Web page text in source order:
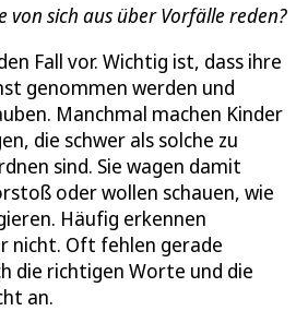
von sich aus über Vorfälle reden?
Fall vor. Wichtig ist, dass ihre
genommen werden und
Manchmal machen Kinder
die schwer als solche zu
sind. Sie wagen damit
oder wollen schauen, wie
Häufig erkennen
nicht. Oft fehlen gerade
die richtigen Worte und die
an.